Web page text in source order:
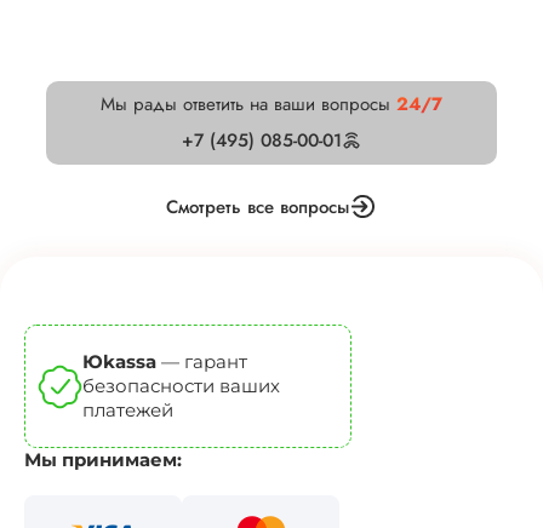
Мы рады ответить на ваши вопросы 24/7
+7 (495) 085-00-01
Смотреть все вопросы
Юkassa — гарант
безопасности ваших
платежей
Мы принимаем: